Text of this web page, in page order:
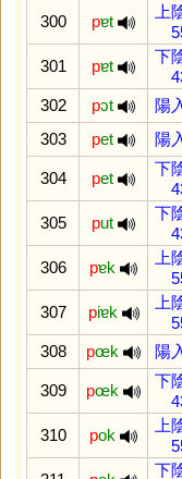
300 pɐt
上
301 pɐt
下
302 pɔt 陽
303
pet 陽
304 pet
下
305 put
下
306 pɐk
上
307 piɐk
上
308 pœk 陽
309 pœk
下
310 pok
上
下